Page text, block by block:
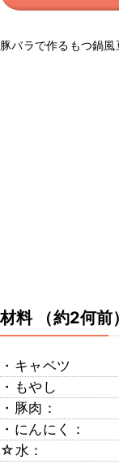
豚バラで作るもつ鍋風
材料 （約2何前）
・キャベツ
・もやし
・豚肉：
・にんにく：
☆水：